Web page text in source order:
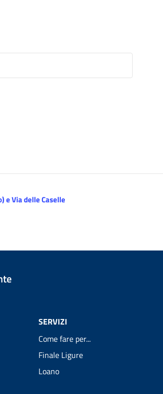
e Via delle Caselle
SERVIZI
Come fare per...
Finale Ligure
Loano